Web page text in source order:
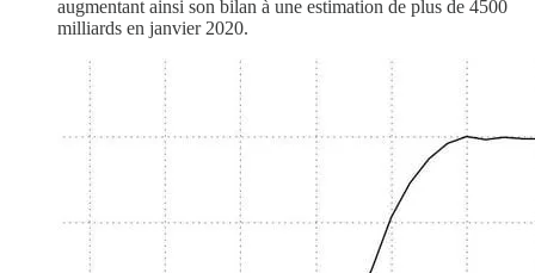
augmentant ainsi son bilan à une estimation de plus de 4500
milliards en janvier 2020.